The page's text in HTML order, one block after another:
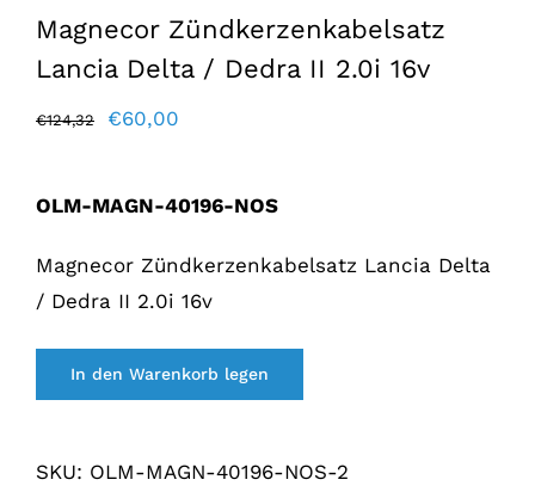
Magnecor Zündkerzenkabelsatz
Lancia Delta / Dedra II 2.0i 16v
€124,32
Der
€124,32.
€60,00
€60,00.
OLM-MAGN-40196-NOS
Magnecor Zündkerzenkabelsatz Lancia Delta
/ Dedra II 2.0i 16v
In den Warenkorb legen
SKU: OLM-MAGN-40196-NOS-2